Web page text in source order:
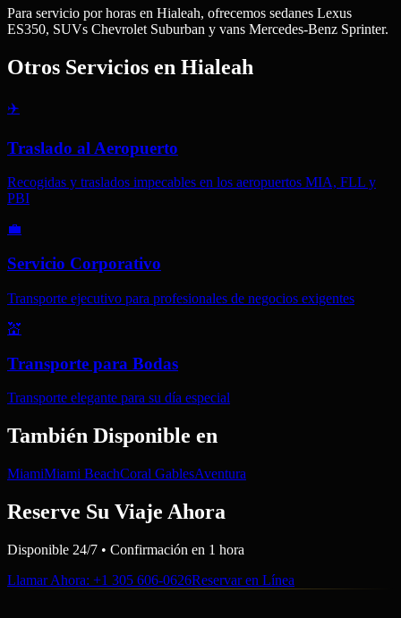
Para servicio por horas en Hialeah, ofrecemos sedanes Lexus
ES350, SUVs Chevrolet Suburban y vans Mercedes-Benz Sprinter.
Otros Servicios en Hialeah
✈️
Traslado al Aeropuerto
Recogidas y traslados impecables en los aeropuertos MIA, FLL y
PBI
💼
Servicio Corporativo
Transporte ejecutivo para profesionales de negocios exigentes
💒
Transporte para Bodas
Transporte elegante para su día especial
También Disponible en
MiamiMiami BeachCoral GablesAventura
Reserve Su Viaje Ahora
Disponible 24/7 • Confirmación en 1 hora
Llamar Ahora: +1 305 606-0626Reservar en Línea